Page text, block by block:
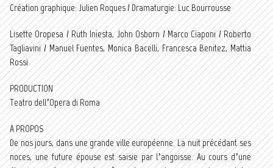
Création graphique: Julien Roques / Dramaturgie: Luc Bourrousse
Lisette Oropesa / Ruth Iniesta, John Osborn / Marco Ciaponi / Roberto
Tagliavini / Manuel Fuentes, Monica Bacelli, Francesca Benitez, Mattia
Rossi
PRODUCTION
Teatro dell’Opera di Roma
A PROPOS
De nos jours, dans une grande ville européenne. La nuit précédant ses
noces, une future épouse est saisie par l’angoisse. Au cours d’une